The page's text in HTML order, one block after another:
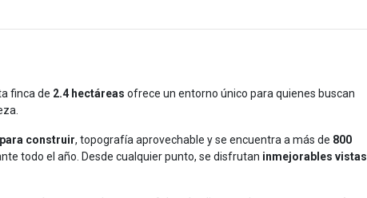
finca de 2.4 hectáreas ofrece un entorno único para quienes buscan
construir, topografía aprovechable y se encuentra a más de 800
todo el año. Desde cualquier punto, se disfrutan inmejorables vistas